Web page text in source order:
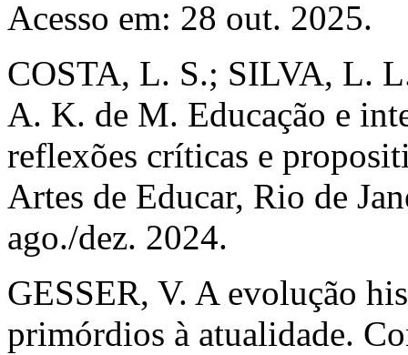
Acesso em: 28 out. 2025.
COSTA, L. S.; SILVA, L.
A. K. de M. Educação e
reflexões críticas e
Artes de Educar, Rio de
ago./dez. 2024.
GESSER, V. A evolução
primórdios à atualidade.